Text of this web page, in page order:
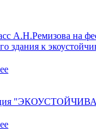
А.Н.Ремизова на
здания к